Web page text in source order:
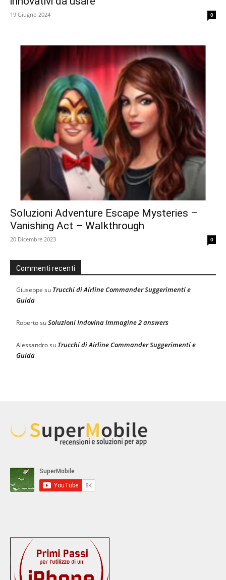
19 Giugno 2024 0
Soluzioni Adventure Escape Mysteries –
Vanishing Act – Walkthrough
20 Dicembre 2023 0
Commenti recenti
Giuseppe su Trucchi di Airline Commander Suggerimenti e
Guida
RobertosuSoluzioni Indovina Immagine 2 answers
Alessandrosu Trucchi di Airline Commander Suggerimenti e
Guida